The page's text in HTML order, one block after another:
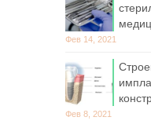
Фев 14, 2021
Фев 8, 2021